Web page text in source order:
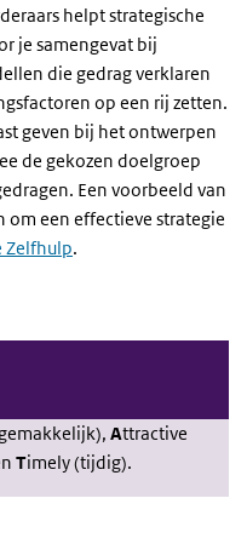
helpt strategische
je samengevat bij
die gedrag verklaren
op een rij zetten.
geven bij het ontwerpen
de gekozen doelgroep
Een voorbeeld van
een effectieve strategie
Zelfhulp.
Attractive
Timely (tijdig).